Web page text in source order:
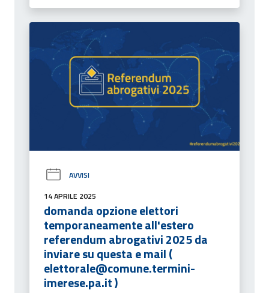
AVVISI
14 APRILE 2025
domanda opzione elettori
temporaneamente all'estero
referendum abrogativi 2025 da
inviare su questa e mail (
elettorale@comune.termini-
imerese.pa.it )